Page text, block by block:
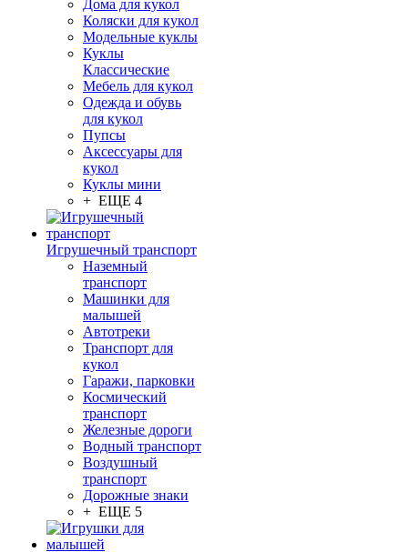
Дома для кукол
Коляски для кукол
Модельные куклы
Куклы
Классические
Мебель для кукол
Одежда и обувь
для кукол
Пупсы
Аксессуары для
кукол
Куклы мини
+ ЕЩЕ 4
Игрушечный транспорт
Наземный
транспорт
Машинки для
малышей
Автотреки
Транспорт для
кукол
Гаражи, парковки
Космический
транспорт
Железные дороги
Водный транспорт
Воздушный
транспорт
Дорожные знаки
+ ЕЩЕ 5